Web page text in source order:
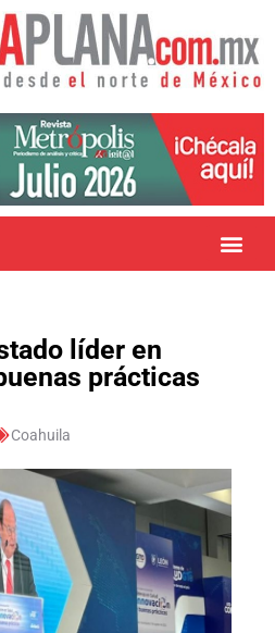
líder en
prácticas
Coahuila